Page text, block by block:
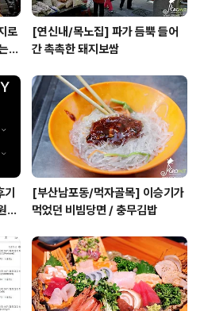
로
[연신내/목노집] 파가 듬뿍 들어
간 촉촉한 돼지보쌈
대
[부산남포동/먹자골목] 이승기가
먹었던 비빔당면 / 충무김밥